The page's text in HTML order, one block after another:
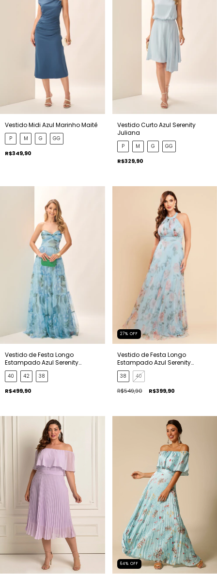
Vestido Midi Azul Marinho Maitê
P M G GG
R$349,90
Vestido Curto Azul Serenity
Juliana
P M G GG
R$329,90
Vestido de Festa Longo
Estampado Azul Serenity
Antonela
40 42 38
R$499,90
27% OFF
Vestido de Festa Longo
Estampado Azul Serenity
Isabela
38 40
R$549,90 R$399,90
64% OFF